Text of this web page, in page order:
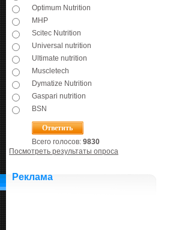
Optimum Nutrition
MHP
Scitec Nutrition
Universal nutrition
Ultimate nutrition
Muscletech
Dymatize Nutrition
Gaspari nutrition
BSN
Всего голосов: 9830
Посмотреть результаты опроса
Реклама